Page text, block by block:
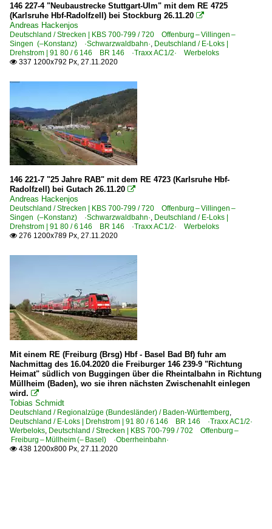
146 227-4 "Neubaustrecke Stuttgart-Ulm" mit dem RE 4725
(Karlsruhe Hbf-Radolfzell) bei Stockburg 26.11.20 
Andreas Hackenjos
Deutschland / Strecken | KBS 700-799 / 720 Offenburg – Villingen –
Singen (–Konstanz) ·Schwarzwaldbahn· Deutschland / E-Loks |
Drehstrom | 91 80 / 6 146 BR 146 ·Traxx AC1/2· Werbeloks
 337 1200x792 Px, 27.11.2020
146 221-7 "25 Jahre RAB" mit dem RE 4723 (Karlsruhe Hbf-
Radolfzell) bei Gutach 26.11.20 
Andreas Hackenjos
Deutschland / Strecken | KBS 700-799 / 720 Offenburg – Villingen –
Singen (–Konstanz) ·Schwarzwaldbahn· Deutschland / E-Loks |
Drehstrom | 91 80 / 6 146 BR 146 ·Traxx AC1/2· Werbeloks
 276 1200x789 Px, 27.11.2020
Mit einem RE (Freiburg (Brsg) Hbf - Basel Bad Bf) fuhr am
Nachmittag des 16.04.2020 die Freiburger 146 239-9 "Richtung
Heimat" südlich von Buggingen über die Rheintalbahn in Richtung
Müllheim (Baden), wo sie ihren nächsten Zwischenahlt einlegen
wird. 
Tobias Schmidt
Deutschland / Regionalzüge (Bundesländer) / Baden-Württemberg
Deutschland / E-Loks | Drehstrom | 91 80 / 6 146 BR 146 ·Traxx AC1/2·
Werbeloks Deutschland / Strecken | KBS 700-799 / 702 Offenburg –
Freiburg – Müllheim (– Basel) ·Oberrheinbahn·
 438 1200x800 Px, 27.11.2020